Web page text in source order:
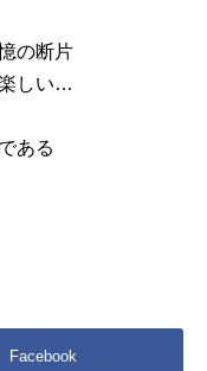
の断片
しい…
ある
Facebook